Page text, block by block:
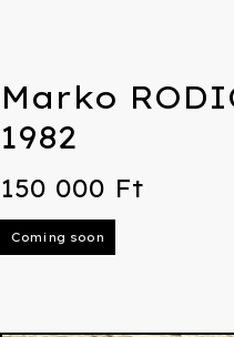
Marko
1982
150 000 Ft
Coming soon